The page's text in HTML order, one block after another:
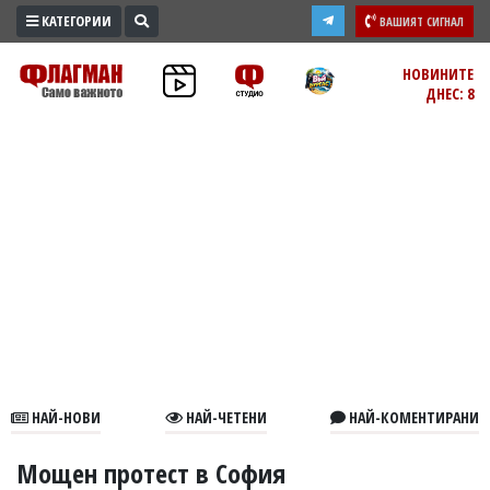
ПРОМО
ЗОНА
В
КАТЕГОРИИ ВАШИЯТ СИГНАЛ
НОВИНИТЕ
ДНЕС: 8
НАЙ-НОВИ НАЙ-ЧЕТЕНИ НАЙ-КОМЕНТИРАНИ
Мощен протест в София